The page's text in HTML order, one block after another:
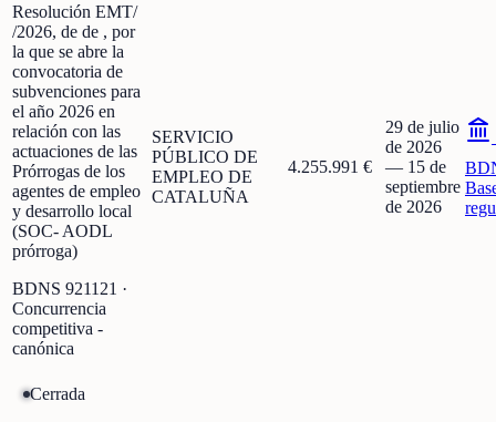
Resolución EMT/
/2026, de de , por
la que se abre la
convocatoria de
subvenciones para
el año 2026 en
relación con las
actuaciones de las
Prórrogas de los
agentes de empleo
y desarrollo local
(SOC- AODL
prórroga)
BDNS 921121 ·
Concurrencia
competitiva -
canónica
SERVICIO
PÚBLICO DE
EMPLEO DE
CATALUÑA
4.255.991 €
29 de julio
de 2026
— 15 de
septiembre
de 2026
Cerrada